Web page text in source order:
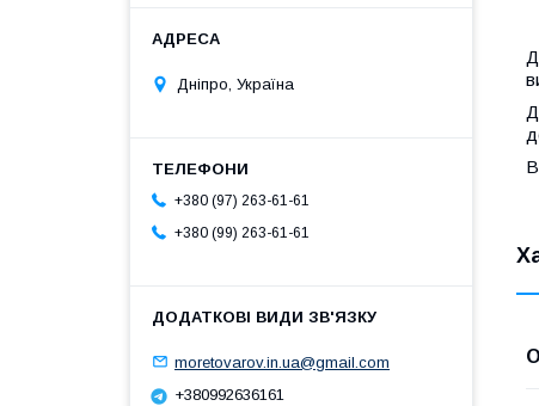
Дніпро, Україна
+380 (97) 263-61-61
+380 (99) 263-61-61
moretovarov.in.ua@gmail.com
+380992636161